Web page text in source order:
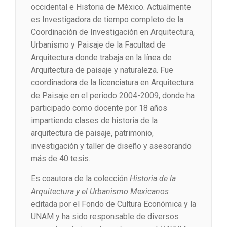
occidental e Historia de México. Actualmente
es Investigadora de tiempo completo de la
Coordinación de Investigación en Arquitectura,
Urbanismo y Paisaje de la Facultad de
Arquitectura donde trabaja en la línea de
Arquitectura de paisaje y naturaleza. Fue
coordinadora de la licenciatura en Arquitectura
de Paisaje en el periodo 2004-2009, donde ha
participado como docente por 18 años
impartiendo clases de historia de la
arquitectura de paisaje, patrimonio,
investigación y taller de diseño y asesorando
más de 40 tesis.
Es coautora de la colección Historia de la
Arquitectura y el Urbanismo Mexicanos
editada por el Fondo de Cultura Económica y la
UNAM y ha sido responsable de diversos